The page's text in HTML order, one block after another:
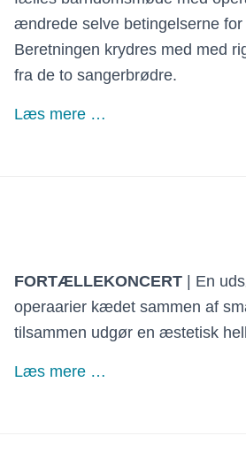
ændrede selve betingelserne for
Beretningen krydres med med
fra de to sangerbrødre.
Læs mere …
FORTÆLLEKONCERT | En
operaarier kædet sammen af
tilsammen udgør en æstetisk
Læs mere …